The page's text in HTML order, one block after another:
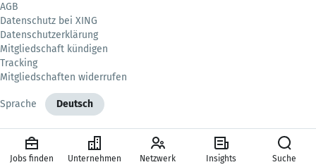
AGB
Datenschutz bei XING
Datenschutzerklärung
Mitgliedschaft kündigen
Tracking
Mitgliedschaften widerrufen
Sprache Deutsch
Jobs finden Unternehmen Netzwerk Insights Suche